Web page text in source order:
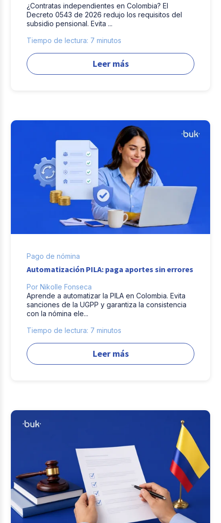
¿Contratas independientes en Colombia? El
Decreto 0543 de 2026 redujo los requisitos del
subsidio pensional. Evita ...
Tiempo de lectura: 7 minutos
Leer más
Pago de nómina
Automatización PILA: paga aportes sin errores
Por Nikolle Fonseca
Aprende a automatizar la PILA en Colombia. Evita
sanciones de la UGPP y garantiza la consistencia
con la nómina ele...
Tiempo de lectura: 7 minutos
Leer más